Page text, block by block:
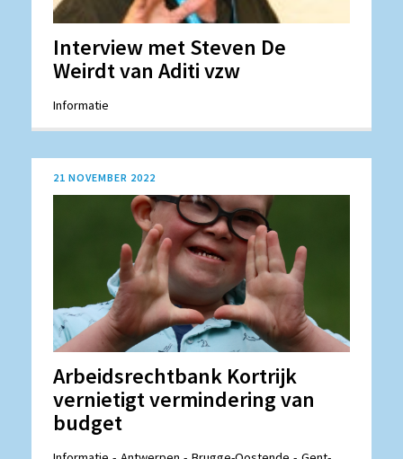
Interview met Steven De
Weirdt van Aditi vzw
Informatie
21 NOVEMBER 2022
Arbeidsrechtbank Kortrijk
vernietigt vermindering van
budget